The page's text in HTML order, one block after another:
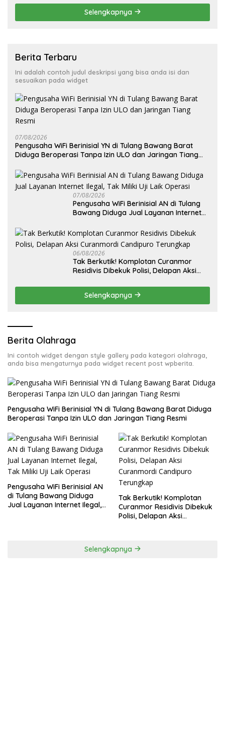
Selengkapnya
Berita Terbaru
Ini adalah contoh judul deskripsi yang bisa anda isi dan
sesuaikan pada widget
07/08/2026
Pengusaha WiFi Berinisial YN di Tulang Bawang Barat
Diduga Beroperasi Tanpa Izin ULO dan Jaringan Tiang
07/08/2026
Pengusaha WiFi Berinisial AN di Tulang
Bawang Diduga Jual Layanan Internet
06/08/2026
Tak Berkutik! Komplotan Curanmor
Residivis Dibekuk Polisi, Delapan Aksi
Selengkapnya
Berita Olahraga
Ini contoh widget dengan style gallery pada kategori olahraga,
anda bisa mengaturnya pada widget recent post wpberita.
Pengusaha WiFi Berinisial YN di Tulang Bawang Barat Diduga
Beroperasi Tanpa Izin ULO dan Jaringan Tiang Resmi
Pengusaha WiFi Berinisial AN
di Tulang Bawang Diduga
Jual Layanan Internet Ilegal,
Tak Berkutik! Komplotan
Curanmor Residivis Dibekuk
Polisi, Delapan Aksi
Selengkapnya